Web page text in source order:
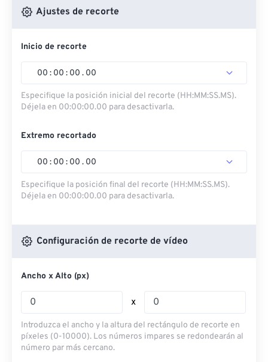
Ajustes de recorte
Inicio de recorte
00 : 00 : 00 . 00
Especifique la posición inicial del recorte (HH:MM:SS.MS).
Déjela en 00:00:00.00 para desactivarla.
Extremo recortado
00 : 00 : 00 . 00
Especifique la posición final del recorte (HH:MM:SS.MS).
Déjela en 00:00:00.00 para desactivarla.
Configuración de recorte de vídeo
Ancho x Alto (px)
x
Introduzca el ancho y la altura del rectángulo de recorte en
píxeles (0-10000). Los números impares se redondearán al
número par más cercano.